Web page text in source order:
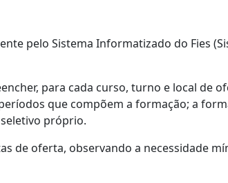
pelo Sistema Informatizado do Fies
para cada curso, turno e local de
que compõem a formação; a
próprio.
de oferta, observando a necessidade